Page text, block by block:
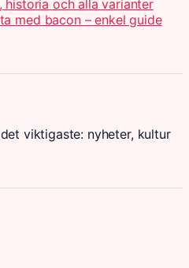
historia och alla varianter
med bacon – enkel guide
viktigaste: nyheter, kultur